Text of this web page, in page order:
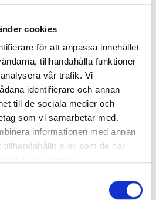
cookies
för att anpassa innehållet
tillhandahålla funktioner
vår trafik. Vi
identifierare och annan
till de sociala medier och
som vi samarbetar med.
informationen med annan
eller som de har
eller pedagog? Här
du in!
upphandlingsavtal köper du våra
du hos Läromedia.